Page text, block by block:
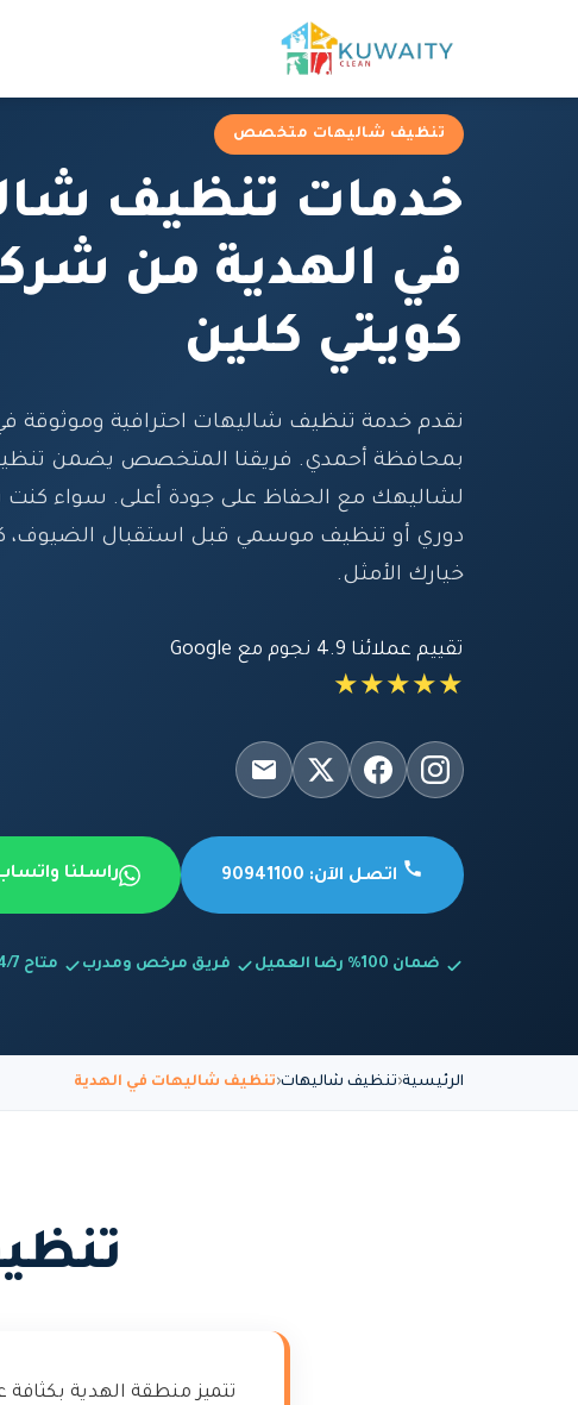
تنظيف شاليهات متخصص
خدمات تنظيف
في الهدية من
كويتي كلين
نقدم خدمة تنظيف شاليهات احترافية وموثوقة
بمحافظة أحمدي. فريقنا المتخصص يضمن
لشاليهك مع الحفاظ على جودة أعلى. سواء كنت
دوري أو تنظيف موسمي قبل استقبال الضيوف،
خيارك الأمثل.
تقييم عملائنا 4.9 نجوم مع Google
★★★★★
اتصل الآن: 90941100 راسلنا
ضمان 100% رضا العميل فريق مرخص ومدرب متاح 24/7
الرئيسية تنظيف شاليهات تنظيف شاليهات في الهدية
تتميز منطقة الهدية